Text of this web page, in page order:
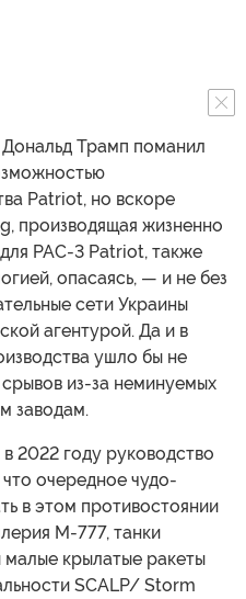
Трамп поманил
Patriot, но вскоре
производящая жизненно
PAC-3 Patriot, также
опасаясь, — и не без
сети Украины
агентурой. Да и в
ушло бы не
из-за неминуемых
заводам.
2022 году руководство
очередное чудо-
в этом противостоянии
M-777, танки
крылатые ракеты
SCALP/ Storm